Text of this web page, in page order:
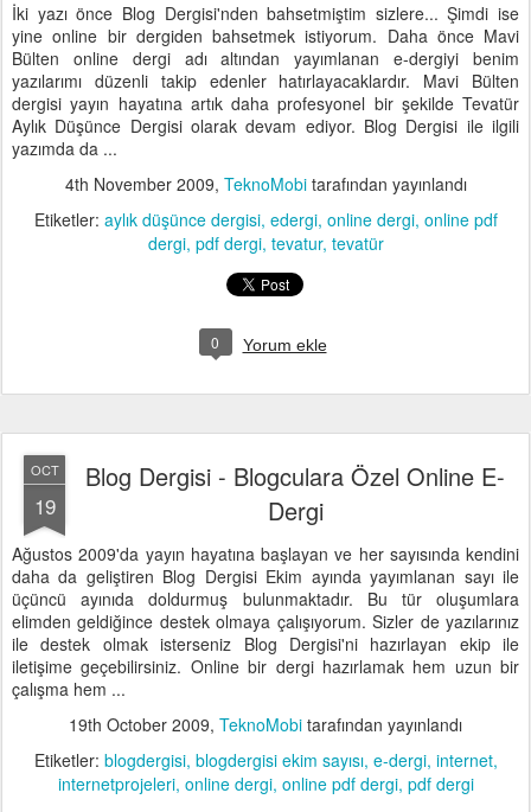
İki yazı önce Blog Dergisi'nden bahsetmiştim sizlere... Şimdi ise
yine online bir dergiden bahsetmek istiyorum. Daha önce Mavi
Bülten online dergi adı altından yayımlanan e-dergiyi benim
yazılarımı düzenli takip edenler hatırlayacaklardır. Mavi Bülten
dergisi yayın hayatına artık daha profesyonel bir şekilde Tevatür
Aylık Düşünce Dergisi olarak devam ediyor. Blog Dergisi ile ilgili
yazımda da ...
4th November 2009, TeknoMobitarafından yayınlandı
Etiketler: aylık düşünce dergisi edergi online dergi online pdf
dergi pdf dergi tevatur tevatür
0 Yorum ekle
OCT
19
Blog Dergisi - Blogculara Özel Online E-
Dergi
Ağustos 2009'da yayın hayatına başlayan ve her sayısında kendini
daha da geliştiren Blog Dergisi Ekim ayında yayımlanan sayı ile
üçüncü ayınıda doldurmuş bulunmaktadır. Bu tür oluşumlara
elimden geldiğince destek olmaya çalışıyorum. Sizler de yazılarınız
ile destek olmak isterseniz Blog Dergisi'ni hazırlayan ekip ile
iletişime geçebilirsiniz. Online bir dergi hazırlamak hem uzun bir
çalışma hem ...
19th October 2009, TeknoMobi tarafından yayınlandı
Etiketler: blogdergisi blogdergisi ekim sayısı e-dergi internet
internetprojeleri online dergi online pdf dergi pdf dergi